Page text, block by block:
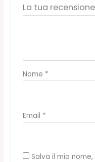
La tua recensione
Nome *
Email *
Salva il mio